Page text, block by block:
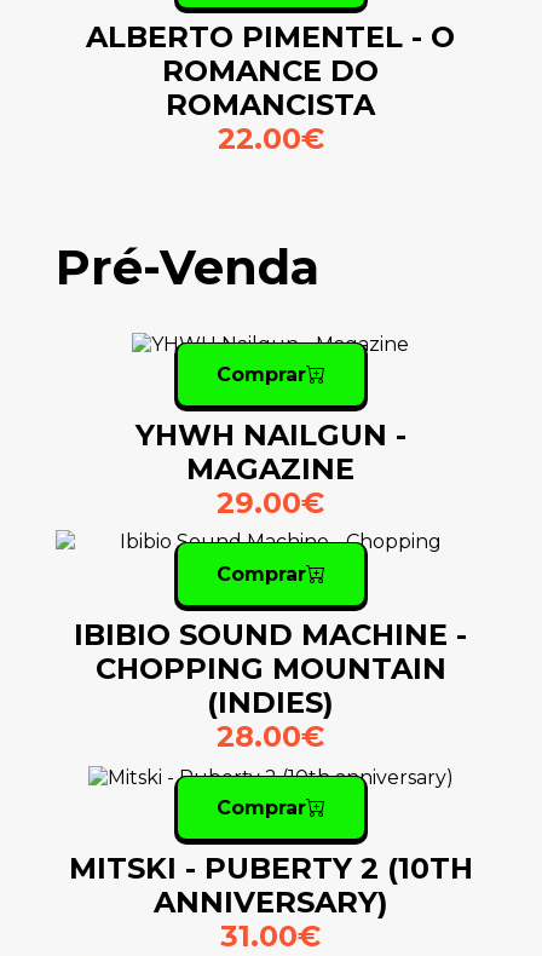
ALBERTO PIMENTEL - O
ROMANCE DO
ROMANCISTA
22.00€
Pré-Venda
Comprar
YHWH NAILGUN -
MAGAZINE
29.00€
Comprar
IBIBIO SOUND MACHINE -
CHOPPING MOUNTAIN
(INDIES)
28.00€
Comprar
MITSKI - PUBERTY 2 (10TH
ANNIVERSARY)
31.00€